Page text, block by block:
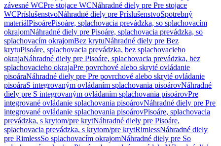
závesné WCPre stojace WCNáhradné diely pre Pre stojace
WCPríslušenstvoNáhradné diely pre PríslušenstvoSpotrebný
materiálPisoárePisoáre, splachovacia prevádzka, so splachovacím
okrajomNáhradné diely pre Pisoáre, splachovacia prevádzka, so
splachovacím okrajomBez krytuNáhradné diely pre Bez
krytuPisoáre, splachovacia prevádzka, bez splachovacieho
okrajaNáhradné diely pre Pisoáre, splachovacia prevádzka, bez
splachovacieho okrajaPre povrchové alebo skryté ovládanie
pisoáraNáhradné diely pre Pre povrchové alebo skryté ovládanie
pisoáraS integrovaným ovládaním splachovania pisoárovNáhradné
diely pre S integrovaným ovládaním splachovania pisoárovPre
integrované ovládanie splachovania pisoárovNáhradné diely pre Pre
integrované ovládanie splachovania pisoárovPisoáre, splachovacia
prevádzka, s krytom/pre krytNáhradné diely pre Pisoáre,
splachovacia prevádzka, s krytom/pre krytRimlessNáhradné diely
pre RimlessSo splachovacím okrajomNáhradné diely pre So